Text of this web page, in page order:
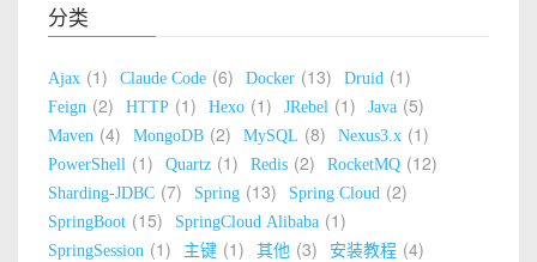
分类
Ajax 1 Claude Code 6 Docker 13 Druid 1
Feign 2 HTTP 1 Hexo 1 JRebel 1 Java 5
Maven 4 MongoDB 2 MySQL 8 Nexus3.x 1
PowerShell 1 Quartz 1 Redis 2 RocketMQ 12
Sharding-JDBC 7 Spring 13 Spring Cloud 2
SpringBoot 15 SpringCloud Alibaba 1
SpringSession 1 主键 1 其他 3 安装教程 4